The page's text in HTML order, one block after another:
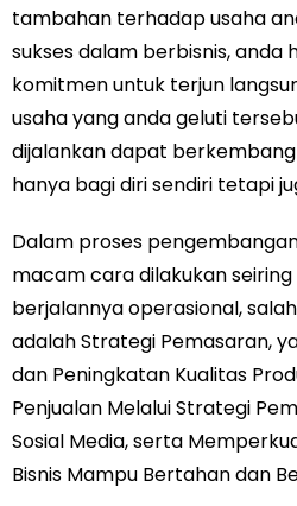
tambahan terhadap usaha
sukses dalam berbisnis, anda
komitmen untuk terjun
usaha yang anda geluti
dijalankan dapat
hanya bagi diri sendiri tetapi
Dalam proses
macam cara dilakukan
berjalannya operasional,
adalah Strategi Pemasaran,
dan Peningkatan Kualitas
Penjualan Melalui Strategi
Sosial Media, serta
Bisnis Mampu Bertahan dan